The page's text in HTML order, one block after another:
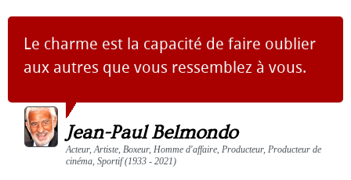
Le charme est la capacité de faire oublier
aux autres que vous ressemblez à vous.
Jean-Paul Belmondo
Acteur, Artiste, Boxeur, Homme d'affaire, Producteur, Producteur de
cinéma, Sportif (1933 - 2021)